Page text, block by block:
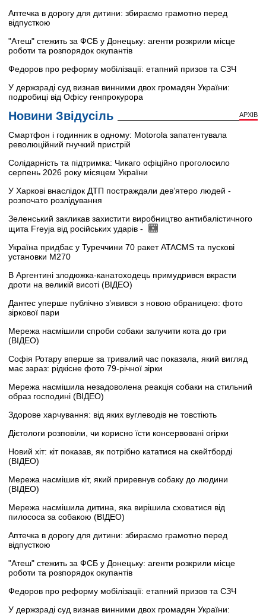
Аптечка в дорогу для дитини: збираємо грамотно перед
відпусткою
"Атеш" стежить за ФСБ у Донецьку: агенти розкрили місце
роботи та розпорядок окупантів
Федоров про реформу мобілізації: етапний призов та СЗЧ
У держзраді суд визнав винними двох громадян України:
подробиці від Офісу генпрокурора
Новини Звідусіль АРХІВ
Смартфон і годинник в одному: Motorola запатентувала
революційний гнучкий пристрій
Солідарність та підтримка: Чикаго офіційно проголосило
серпень 2026 року місяцем України
У Харкові внаслідок ДТП постраждали дев’ятеро людей -
розпочато розлідування
Зеленський закликав захистити виробництво антибалістичного
щита Freyja від російських ударів -
Україна придбає у Туреччини 70 ракет ATACMS та пускові
установки M270
В Аргентині злодюжка-канатоходець примудрився вкрасти
дроти на великій висоті (ВІДЕО)
Дантес уперше публічно з’явився з новою обраницею: фото
зіркової пари
Мережа насмішили спроби собаки залучити кота до гри
(ВІДЕО)
Софія Ротару вперше за тривалий час показала, який вигляд
має зараз: рідкісне фото 79-річної зірки
Мережа насмішила незадоволена реакція собаки на стильний
образ господині (ВІДЕО)
Здорове харчування: від яких вуглеводів не товстіють
Дієтологи розповіли, чи корисно їсти консервовані огірки
Новий хіт: кіт показав, як потрібно кататися на скейтборді
(ВІДЕО)
Мережа насмішив кіт, який приревнув собаку до людини
(ВІДЕО)
Мережа насмішила дитина, яка вирішила сховатися від
пилососа за собакою (ВІДЕО)
Аптечка в дорогу для дитини: збираємо грамотно перед
відпусткою
"Атеш" стежить за ФСБ у Донецьку: агенти розкрили місце
роботи та розпорядок окупантів
Федоров про реформу мобілізації: етапний призов та СЗЧ
У держзраді суд визнав винними двох громадян України: